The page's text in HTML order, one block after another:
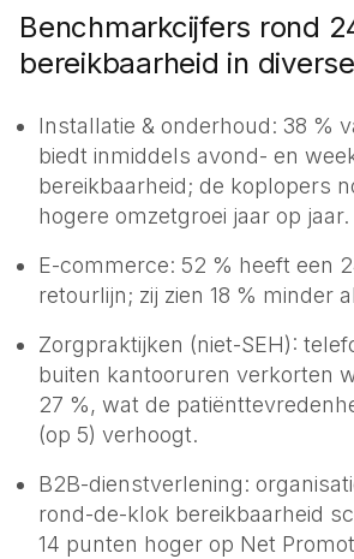
Benchmarkcijfers rond
bereikbaarheid in
Installatie & onderhoud: 38 %
biedt inmiddels avond- en
bereikbaarheid; de koplopers
hogere omzetgroei jaar op jaar.
E-commerce: 52 % heeft een
retourlijn; zij zien 18 % minder
Zorgpraktijken (niet-SEH):
buiten kantooruren verkorten
27 %, wat de
(op 5) verhoogt.
B2B-dienstverlening:
rond-de-klok bereikbaarheid
14 punten hoger op Net